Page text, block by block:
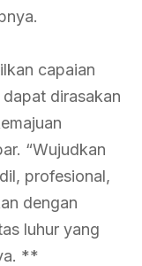
capaian
dirasakan
“Wujudkan
profesional,
dengan
luhur yang
**